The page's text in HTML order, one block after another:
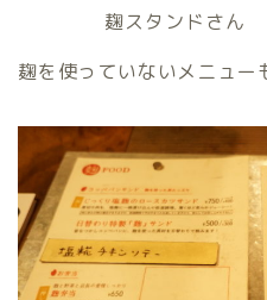
麹スタンドさん
麹を使っていないメニュー